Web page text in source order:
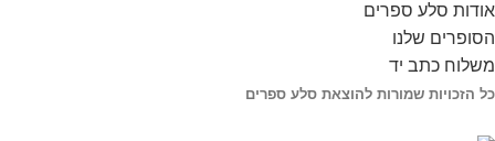
אודות סלע ספרים
הסופרים שלנו
משלוח כתב יד
כל הזכויות שמורות להוצאת סלע ספרים